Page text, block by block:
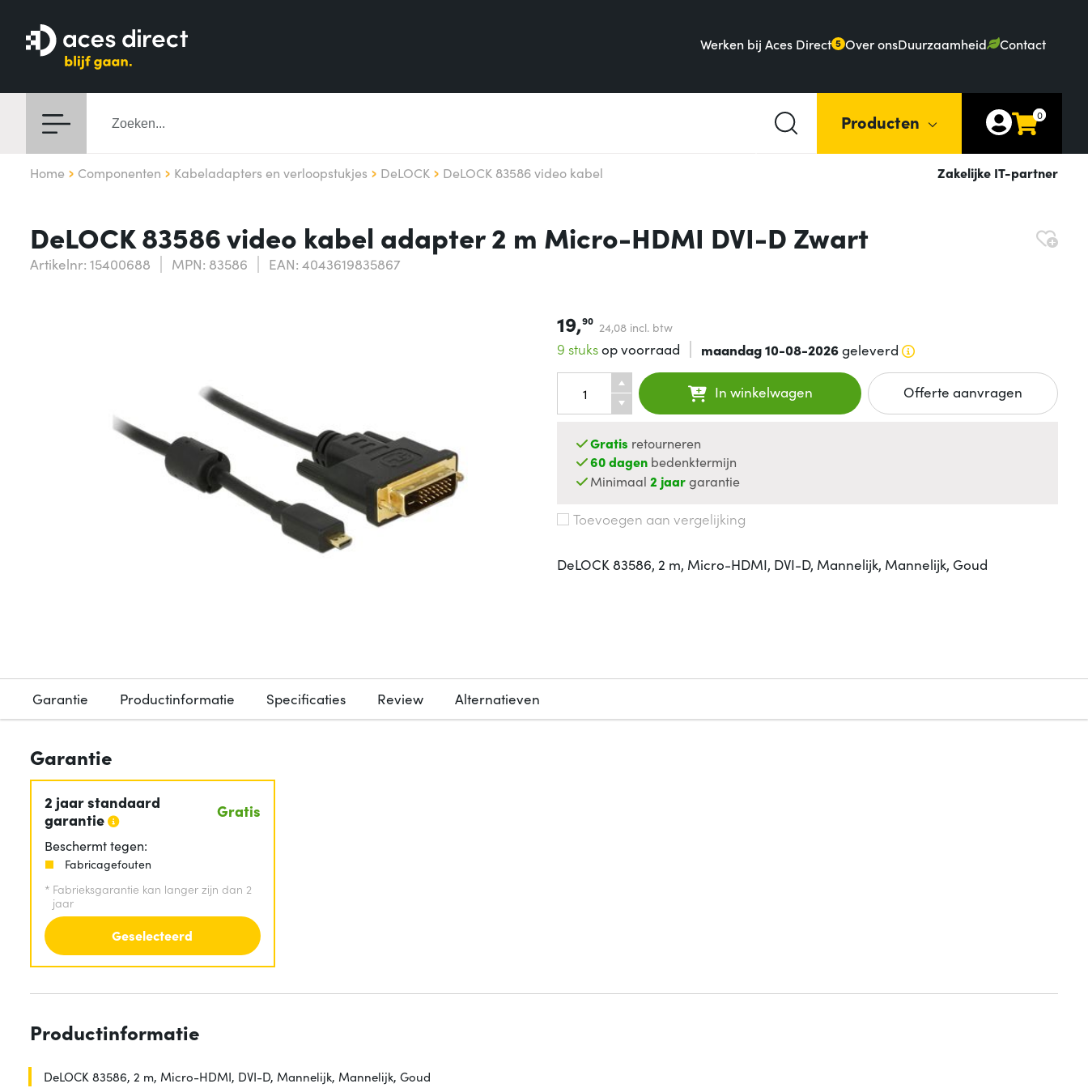
Werken bij Aces Direct 5 Over onsDuurzaamheid Contact
Producten 0
Home Componenten Kabeladapters en verloopstukjes DeLOCK DeLOCK 83586 video kabel Zakelijke IT-partner
DeLOCK 83586 video kabel adapter 2 m Micro-HDMI DVI-D Zwart
Artikelnr: 15400688 MPN: 83586 EAN: 4043619835867
19,90 24,08 incl. btw
9 stuksop voorraad maandag 10-08-2026geleverd
In winkelwagen Offerte aanvragen
Gratis retourneren
60 dagen bedenktermijn
Minimaal2 jaargarantie
Toevoegen aan vergelijking
DeLOCK 83586, 2 m, Micro-HDMI, DVI-D, Mannelijk, Mannelijk, Goud
Garantie Productinformatie Specificaties Review Alternatieven
Garantie
2 jaar standaard
garantie
Gratis
Beschermt tegen:
Fabricagefouten
* Fabrieksgarantie kan langer zijn dan 2
jaar
Geselecteerd
Productinformatie
DeLOCK 83586, 2 m, Micro-HDMI, DVI-D, Mannelijk, Mannelijk, Goud